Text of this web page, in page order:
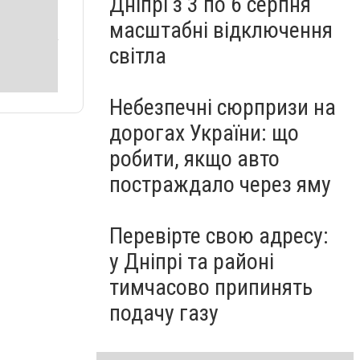
масштабні відключення
світла
Небезпечні сюрпризи на
дорогах України: що
робити, якщо авто
постраждало через яму
Перевірте свою адресу:
у Дніпрі та районі
тимчасово припинять
подачу газу